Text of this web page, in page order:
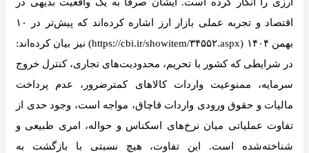
ارزی را انکار کرده است. ایشان صرفاً به یک واقعیت بدیهی در
اقتصاد و تجربه عملی بازار ارز اشاره کرده‌اند که پیش‌تر در ۱۰
بهمن ۱۴۰۴ (https://cbi.ir/showitem/۳۴۵۵۲.aspx) نیز بیان کرده‌اند:
در شرایطی که کشور با تحریم، محدودیت‌های تجاری، کنترل خروج
سرمایه، ممنوعیت واردات کالاهای کمترضرور، عدم پرداخت
مالیات و حقوق ورودی واردات قاچاق، مواجه است، وجود حدی از
تفاوت عملیاتی میان نرخ‌های اسکناس و حواله، امری طبیعی و
شناخته‌شده است. این تفاوت، هیچ نسبتی با بازگشت به